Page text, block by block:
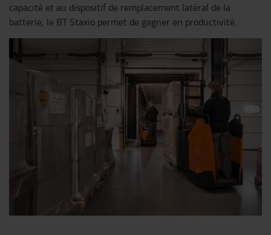
capacité et au dispositif de remplacement latéral de la
batterie, le BT Staxio permet de gagner en productivité.